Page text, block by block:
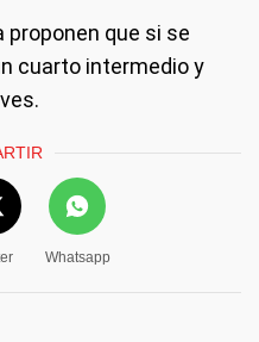
proponen que si se
cuarto intermedio y
Whatsapp